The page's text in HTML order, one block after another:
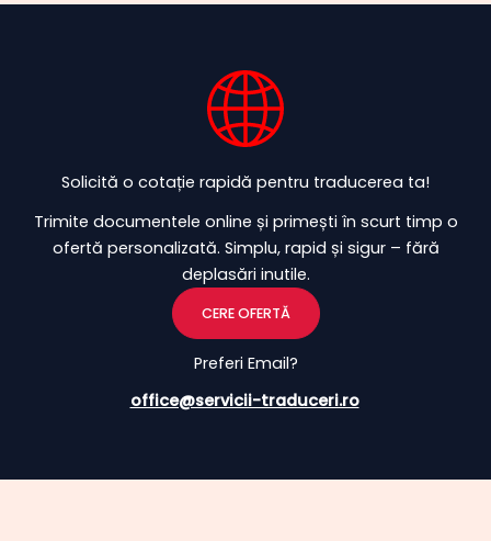
Solicită o cotație rapidă pentru traducerea ta!
Trimite documentele online și primești în scurt timp o
ofertă personalizată. Simplu, rapid și sigur – fără
deplasări inutile.
CERE OFERTĂ
Preferi Email?
office@servicii-traduceri.ro